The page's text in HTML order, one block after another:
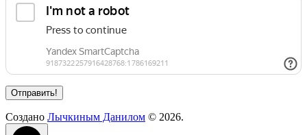
Создано Лычкиным Данилом © 2026.